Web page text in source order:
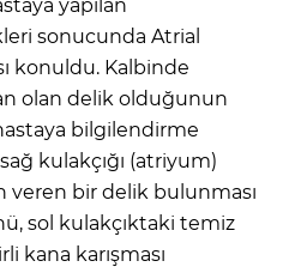
yapılan
sonucunda Atrial
konuldu. Kalbinde
olan delik olduğunun
bilgilendirme
kulakçığı (atriyum)
veren bir delik bulunması
sol kulakçıktaki temiz
kana karışması